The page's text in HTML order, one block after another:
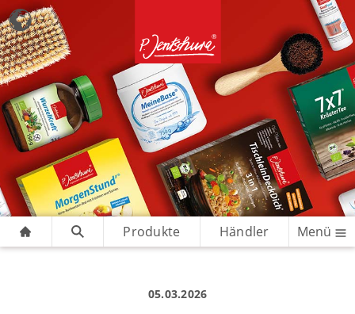
Produkte Händler Menü
05.03.2026